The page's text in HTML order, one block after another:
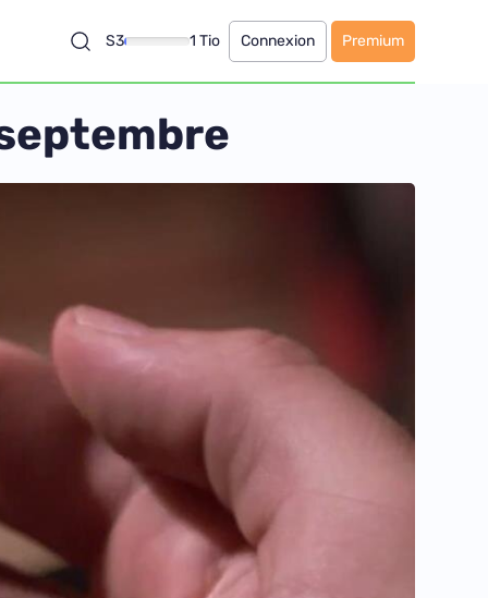
S3 1 Tio Connexion Premium